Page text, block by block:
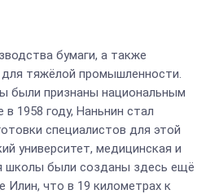
бумаги, а также
тяжёлой промышленности.
были признаны национальным
1958 году, Наньнин стал
специалистов для этой
университет, медицинская и
школы были созданы здесь ещё
Илин, что в 19 километрах к